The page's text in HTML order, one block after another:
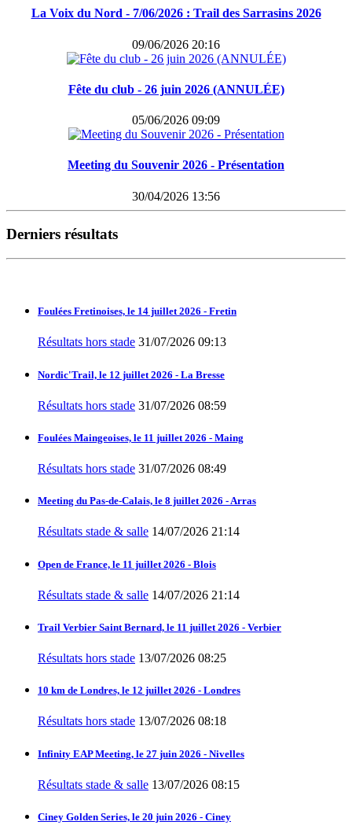
La Voix du Nord - 7/06/2026 : Trail des Sarrasins 2026
09/06/2026 20:16
Fête du club - 26 juin 2026 (ANNULÉE)
05/06/2026 09:09
Meeting du Souvenir 2026 - Présentation
30/04/2026 13:56
Derniers résultats
Foulées Fretinoises, le 14 juillet 2026 - Fretin
Résultats hors stade 31/07/2026 09:13
Nordic'Trail, le 12 juillet 2026 - La Bresse
Résultats hors stade 31/07/2026 08:59
Foulées Maingeoises, le 11 juillet 2026 - Maing
Résultats hors stade 31/07/2026 08:49
Meeting du Pas-de-Calais, le 8 juillet 2026 - Arras
Résultats stade & salle 14/07/2026 21:14
Open de France, le 11 juillet 2026 - Blois
Résultats stade & salle 14/07/2026 21:14
Trail Verbier Saint Bernard, le 11 juillet 2026 - Verbier
Résultats hors stade 13/07/2026 08:25
10 km de Londres, le 12 juillet 2026 - Londres
Résultats hors stade 13/07/2026 08:18
Infinity EAP Meeting, le 27 juin 2026 - Nivelles
Résultats stade & salle 13/07/2026 08:15
Ciney Golden Series, le 20 juin 2026 - Ciney